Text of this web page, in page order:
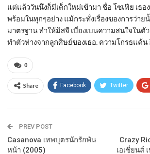
แต่แล้ววันนึงก็มีเด็กใหม่เข้ามา ชื่อ โซเฟีย เธอง
พร้อมในทุกๆอย่าง แม้กระทั่งเรื่องของการว่าย
มาตรฐาน ทำให้มิสจี เบี่ยงเบนความสนใจในตั
ทำตัวห่างจากลูกศิษย์ของเธอ. ความโกรธแค้น
0
Share Facebook Twitter
PREV POST
Casanova เทพบุตรนักรักพัน
หน้า (2005)
Crazy
เอเชี่ยนส์